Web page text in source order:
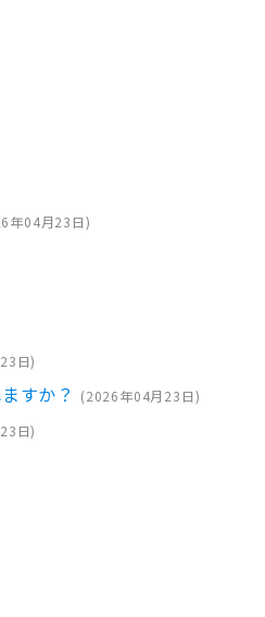
年04月23日)
日)
すか？ (2026年04月23日)
日)